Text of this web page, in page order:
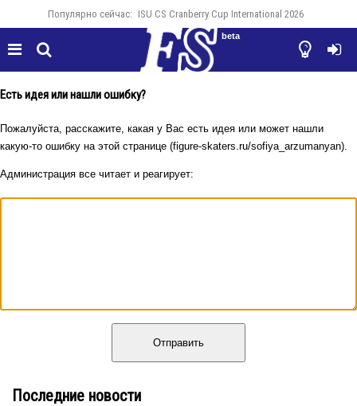
Популярно сейчас: ISU CS Cranberry Cup International 2026
  

beta
Есть идея или нашли ошибку?
Пожалуйста, расскажите, какая у Вас есть идея или может нашли
какую-то ошибку на этой странице (figure-skaters.ru/sofiya_arzumanyan).
Администрация все читает и реагирует:
Отправить
Последние новости